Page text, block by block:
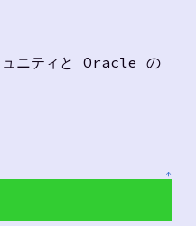
ュニティと Oracle の
↑